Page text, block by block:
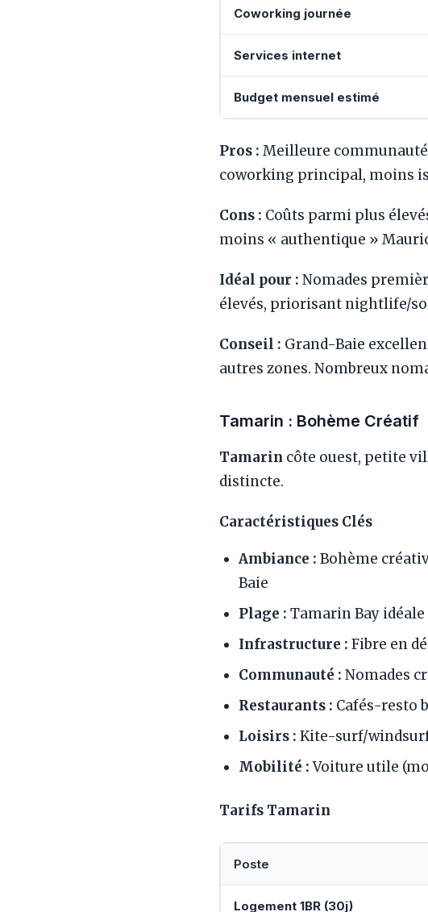
Coworking journée
Services internet
Budget mensuel estimé
Pros : Meilleure
coworking principal, moins
Cons : Coûts parmi plus
moins « authentique »
Idéal pour : Nomades
élevés, priorisant nightlife/
Conseil : Grand-Baie
autres zones. Nombreux
Tamarin : Bohème Créatif
Tamarin côte ouest, petite
distincte.
Caractéristiques Clés
Ambiance : Bohème
Baie
Plage : Tamarin Bay
Infrastructure : Fibre en
Communauté : Nomades
Restaurants : Cafés-resto
Loisirs : Kite-surf/
Mobilité :Voiture utile
Tarifs Tamarin
Poste
Logement 1BR (30j)